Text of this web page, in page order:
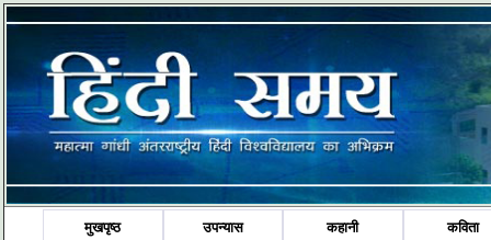
मुखपृष्ठ उपन्यास कहानी कविता